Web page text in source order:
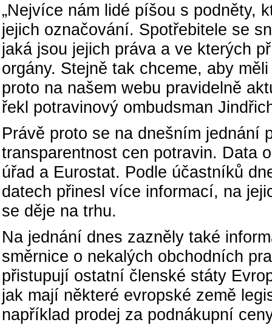
„Nejvíce nám lidé píšou s podněty,
jejich označování. Spotřebitele se
jaká jsou jejich práva a ve kterých
orgány. Stejně tak chceme, aby
proto na našem webu pravidelně
řekl potravinový ombudsman
Právě proto se na dnešním jednání
transparentnost cen potravin. Data
úřad a Eurostat. Podle účastníků
datech přinesl více informací, na
se děje na trhu.
Na jednání dnes zazněly také
směrnice o nekalých obchodních
přistupují ostatní členské státy
jak mají některé evropské země
například prodej za podnákupní